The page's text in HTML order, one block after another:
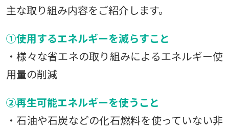
主な取り組み内容をご紹介します。
①使用するエネルギーを減らすこと
・様々な省エネの取り組みによるエネルギー使
用量の削減
②再生可能エネルギーを使うこと
・石油や石炭などの化石燃料を使っていない非